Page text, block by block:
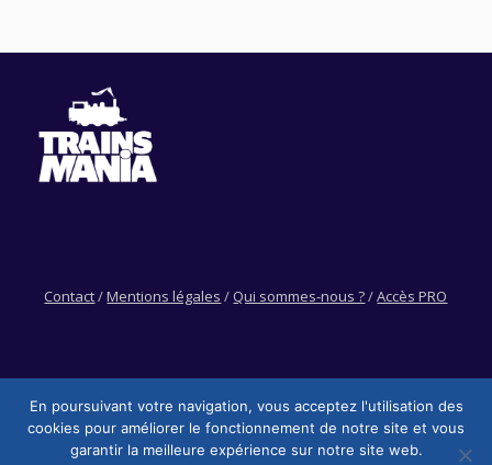
Contact/Mentions légales / Qui sommes-nous ?/Accès PRO
En poursuivant votre navigation, vous acceptez l'utilisation des
cookies pour améliorer le fonctionnement de notre site et vous
garantir la meilleure expérience sur notre site web.